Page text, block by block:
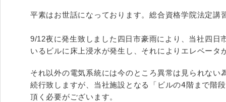
平素はお世話になっております。総合資格学院法定講
9/12夜に発生致しました四日市豪雨により、当社四日
いるビルに床上浸水が発生し、それによりエレベータ
それ以外の電気系統には今のところ異常は見られない
続行致しますが、当社施設となる「ビルの4階まで階
頂く必要がございます。